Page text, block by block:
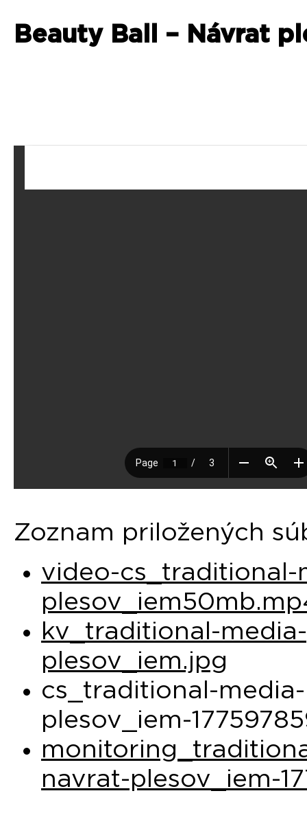
Beauty Ball – Návrat
Zoznam priložených
video-
kv_traditional-
plesov_iem.jpg
cs_traditional-
plesov_iem-
navrat-plesov_iem-